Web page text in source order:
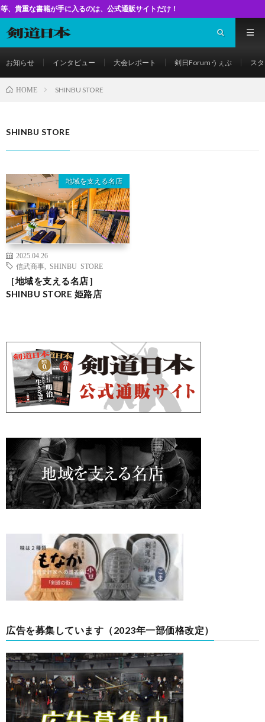
が手に入るのは、公式通販サイトだけ！
お知らせ インタビュー 大会レポート 剣日Forumうぇぶ ス
HOME SHINBU STORE
SHINBU STORE
地域を支える名店
2025.04.26
信武商事
SHINBU STORE
［地域を支える名店］
SHINBU STORE 姫路店
広告を募集しています（2023年一部価格改定）